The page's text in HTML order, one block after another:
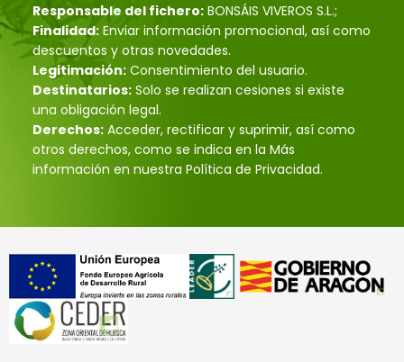
Responsable del fichero: BONSÁIS VIVEROS S.L.;
Finalidad: Enviar información promocional, así como
descuentos y otras novedades.
Legitimación: Consentimiento del usuario.
Destinatarios: Solo se realizan cesiones si existe
una obligación legal.
Derechos: Acceder, rectificar y suprimir, así como
otros derechos, como se indica en la Más
información en nuestra Política de Privacidad.